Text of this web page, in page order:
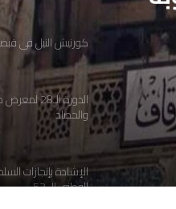
كورنيش النيل في
الدورة
والحصاد
الإشادة بإنجازات
الوطني الـ 52